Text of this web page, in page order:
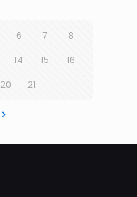
6 7
8
14 15
16
20 21